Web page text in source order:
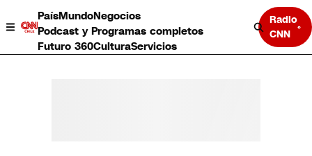
PaísMundoNegocios
Podcast y Programas completos
Futuro 360CulturaServicios
Radio
CNN